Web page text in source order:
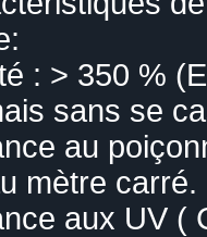
: > 350 %
sans se
au
mètre carré.
aux UV (